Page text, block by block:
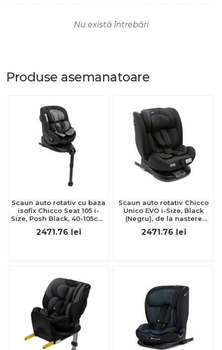
Nu există întrebări
Produse asemanatoare
Scaun auto rotativ cu baza
isofix Chicco Seat 105 i-
Size, Posh Black, 40-105cm,
CHC8711433-8
2471.76 lei
Scaun auto rotativ Chicco
Unico EVO i-Size, Black
(Negru), de la nastere
CHC87030-8_BLACK
2471.76 lei